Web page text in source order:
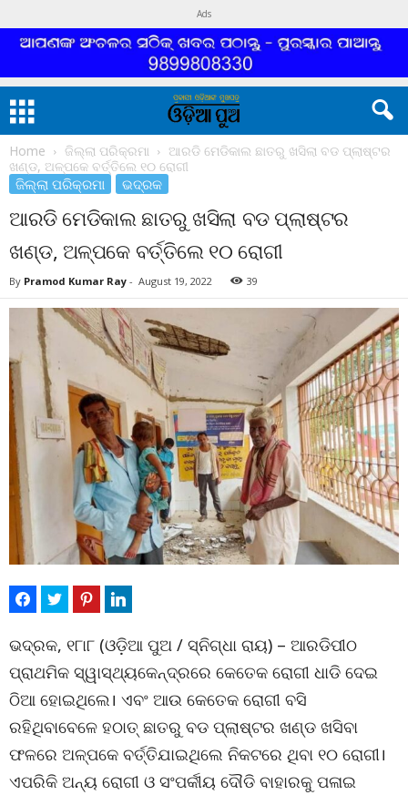
Ads
Home ଜିଲ୍ଲା ପରିକ୍ରମା
ଆରଡି ମେଡିକାଲ ଛାତରୁ ଖସିଲା ବଡ ପ୍ଲାଷ୍ଟର
ଖଣ୍ଡ, ଅଳ୍ପକେ ବର୍ତ୍ତିଲେ ୧୦ ରୋଗୀ
ଜିଲ୍ଲା ପରିକ୍ରମା ଭଦ୍ରକ
ଆରଡି ମେଡିକାଲ ଛାତରୁ ଖସିଲା ବଡ ପ୍ଲାଷ୍ଟର
ଖଣ୍ଡ, ଅଳ୍ପକେ ବର୍ତ୍ତିଲେ ୧୦ ରୋଗୀ
By Pramod Kumar Ray - August 19, 2022 39
ଭଦ୍ରକ, ୧୮ା୮ (ଓଡ଼ିଆ ପୁଅ / ସ୍ନିଗ୍ଧା ରାୟ) – ଆରଡିପୀଠ
ପ୍ରାଥମିକ ସ୍ୱାସ୍ଥ୍ୟକେନ୍ଦ୍ରରେ କେତେକ ରୋଗୀ ଧାଡି ଦେଇ
ଠିଆ ହୋଇଥିଲେ। ଏବଂ ଆଉ କେତେକ ରୋଗୀ ବସି
ରହିଥିବାବେଳେ ହଠାତ୍ ଛାତରୁ ବଡ ପ୍ଲାଷ୍ଟର ଖଣ୍ଡ ଖସିବା
ଫଳରେ ଅଳ୍ପକେ ବର୍ତ୍ତିଯାଇଥିଲେ ନିକଟରେ ଥିବା ୧୦ ରୋଗୀ।
ଏପରିକି ଅନ୍ୟ ରୋଗୀ ଓ ସଂପର୍କୀୟ ଦୌଡି ବାହାରକୁ ପଳାଇ